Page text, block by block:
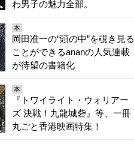
わ男子の魅力全部。
本
岡田准一の“頭の中”を覗き見る
ことができるananの人気連載
が待望の書籍化
本
『トワイライト・ウォリアー
ズ 決戦！九龍城砦』等、一冊
丸ごと香港映画特集！